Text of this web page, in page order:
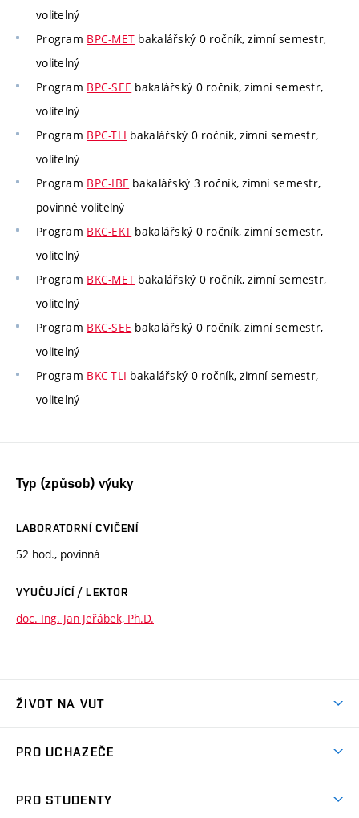
volitelný
Program BPC-MET bakalářský 0 ročník, zimní semestr,
volitelný
Program BPC-SEE bakalářský 0 ročník, zimní semestr,
volitelný
Program BPC-TLI bakalářský 0 ročník, zimní semestr,
volitelný
Program BPC-IBE bakalářský 3 ročník, zimní semestr,
povinně volitelný
Program BKC-EKT bakalářský 0 ročník, zimní semestr,
volitelný
Program BKC-MET bakalářský 0 ročník, zimní semestr,
volitelný
Program BKC-SEE bakalářský 0 ročník, zimní semestr,
volitelný
Program BKC-TLI bakalářský 0 ročník, zimní semestr,
volitelný
Typ (způsob) výuky
LABORATORNÍ CVIČENÍ
52 hod., povinná
VYUČUJÍCÍ / LEKTOR
doc. Ing. Jan Jeřábek, Ph.D.
ŽIVOT NA VUT
Koleje
PRO UCHAZEČE
PRO STUDENTY